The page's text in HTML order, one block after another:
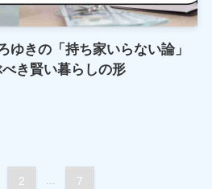
ゆきの「持ち家いらない論」
き賢い暮らしの形
2 ... 7